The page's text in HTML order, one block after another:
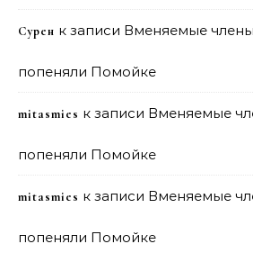
Сурен к записи Вменяемые
попеняли Помойке
mitasmies к записи Вменяемые
попеняли Помойке
mitasmies к записи Вменяемые
попеняли Помойке